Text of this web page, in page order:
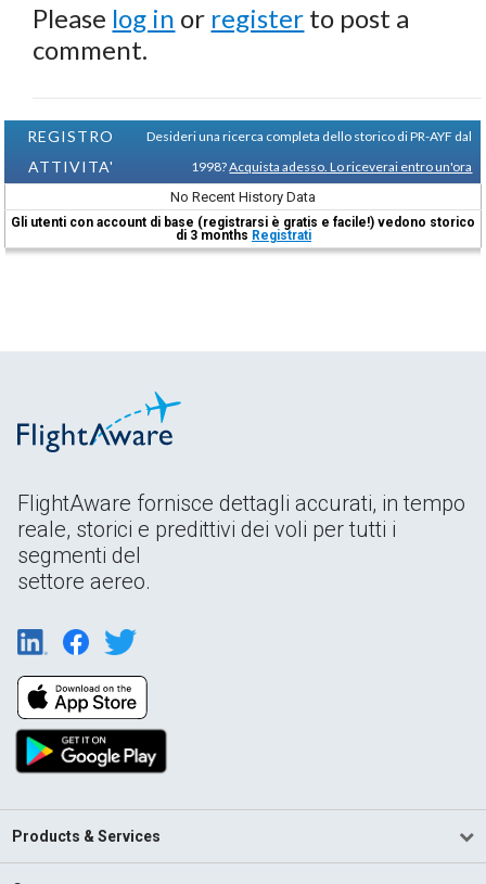
Please log in or register to post a
comment.
REGISTRO
ATTIVITA'
Desideri una ricerca completa dello storico di PR-AYF dal
1998?Acquista adesso. Lo riceverai entro un'ora
No Recent History Data
Gli utenti con account di base (registrarsi è gratis e facile!) vedono storico
di 3 months Registrati
FlightAware fornisce dettagli accurati, in tempo
reale, storici e predittivi dei voli per tutti i
segmenti del
settore aereo.
Products & Services